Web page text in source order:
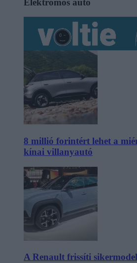
8 millió forintért lehet a
kínai villanyautó
A Renault frissíti